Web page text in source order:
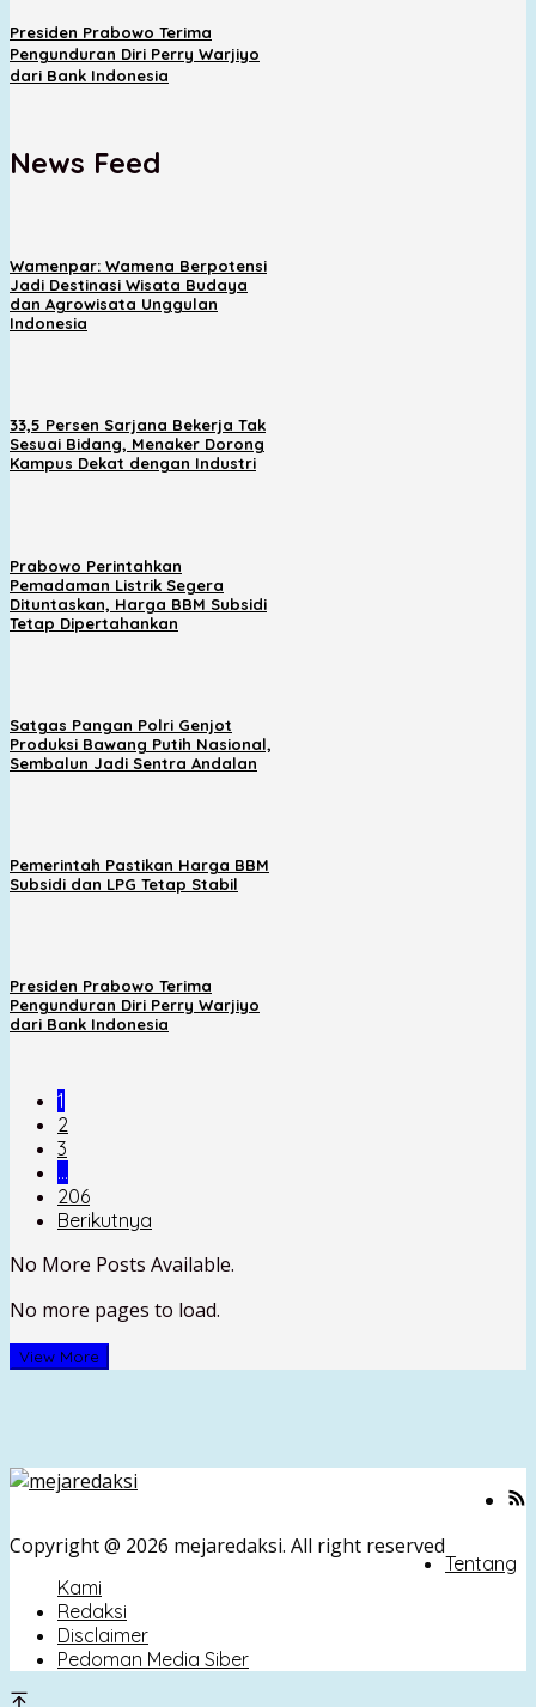
Presiden Prabowo Terima
Pengunduran Diri Perry Warjiyo
dari Bank Indonesia
News Feed
Wamenpar: Wamena Berpotensi
Jadi Destinasi Wisata Budaya
dan Agrowisata Unggulan
Indonesia
33,5 Persen Sarjana Bekerja Tak
Sesuai Bidang, Menaker Dorong
Kampus Dekat dengan Industri
Prabowo Perintahkan
Pemadaman Listrik Segera
Dituntaskan, Harga BBM Subsidi
Tetap Dipertahankan
Satgas Pangan Polri Genjot
Produksi Bawang Putih Nasional,
Sembalun Jadi Sentra Andalan
Pemerintah Pastikan Harga BBM
Subsidi dan LPG Tetap Stabil
Presiden Prabowo Terima
Pengunduran Diri Perry Warjiyo
dari Bank Indonesia
1
2
3
…
206
Berikutnya
No More Posts Available.
No more pages to load.
View More
Copyright @ 2026 mejaredaksi. All right reserved
Tentang
Kami
Redaksi
Disclaimer
Pedoman Media Siber